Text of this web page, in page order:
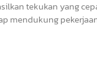
tekukan yang
mendukung